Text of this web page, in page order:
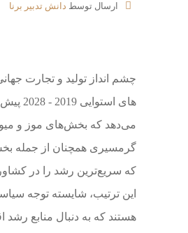
ارسال توسط دانش تدبیر برنا
چشم انداز تولید و تجارت
های
می‌دهد که بخش‌های موز و
گرمسیری همچنان از جمله
که سریع‌ترین رشد را در
این ترتیب، شایسته توجه
هستند که به دنبال منابع رشد